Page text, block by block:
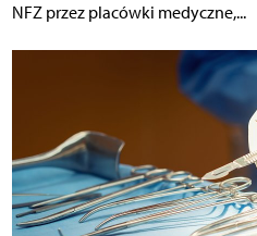
NFZ przez placówki medyczne,...